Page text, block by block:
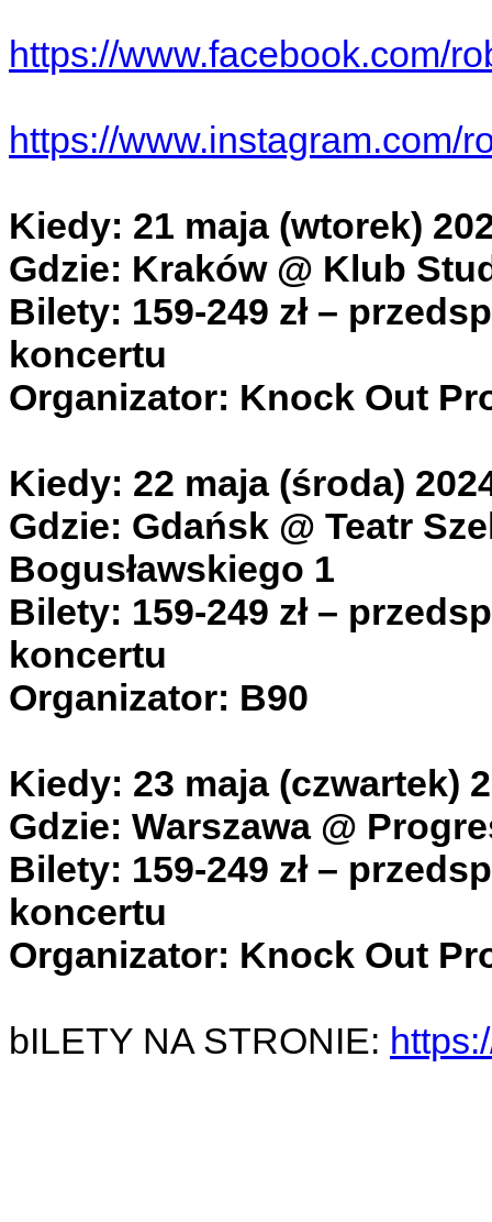
https://www.facebook.com/
https://www.instagram.com/
Kiedy: 21 maja (wtorek)
Gdzie: Kraków @ Klub
Bilety: 159-249 zł –
koncertu
Organizator: Knock Out
Kiedy: 22 maja (środa)
Gdzie: Gdańsk @ Teatr
Bogusławskiego 1
Bilety: 159-249 zł –
koncertu
Organizator: B90
Kiedy: 23 maja (czwartek)
Gdzie: Warszawa @
Bilety: 159-249 zł –
koncertu
Organizator: Knock Out
bILETY NA STRONIE: